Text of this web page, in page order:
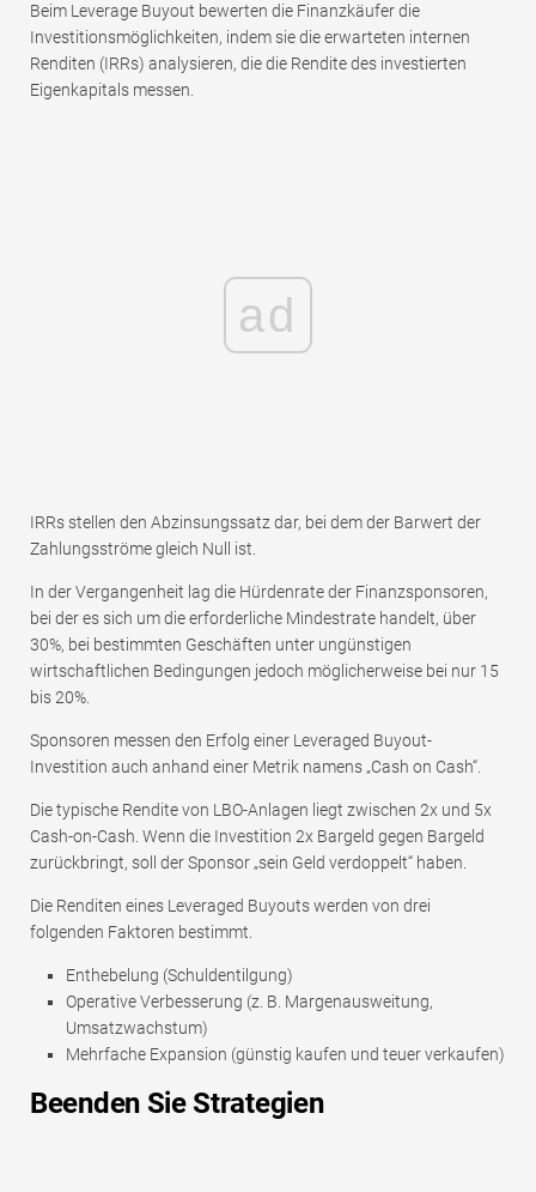
Beim Leverage Buyout bewerten die Finanzkäufer die
Investitionsmöglichkeiten, indem sie die erwarteten internen
Renditen (IRRs) analysieren, die die Rendite des investierten
Eigenkapitals messen.
ad
IRRs stellen den Abzinsungssatz dar, bei dem der Barwert der
Zahlungsströme gleich Null ist.
In der Vergangenheit lag die Hürdenrate der Finanzsponsoren,
bei der es sich um die erforderliche Mindestrate handelt, über
30%, bei bestimmten Geschäften unter ungünstigen
wirtschaftlichen Bedingungen jedoch möglicherweise bei nur 15
bis 20%.
Sponsoren messen den Erfolg einer Leveraged Buyout-
Investition auch anhand einer Metrik namens „Cash on Cash“.
Die typische Rendite von LBO-Anlagen liegt zwischen 2x und 5x
Cash-on-Cash. Wenn die Investition 2x Bargeld gegen Bargeld
zurückbringt, soll der Sponsor „sein Geld verdoppelt“ haben.
Die Renditen eines Leveraged Buyouts werden von drei
folgenden Faktoren bestimmt.
Enthebelung (Schuldentilgung)
Operative Verbesserung (z. B. Margenausweitung,
Umsatzwachstum)
Mehrfache Expansion (günstig kaufen und teuer verkaufen)
Beenden Sie Strategien